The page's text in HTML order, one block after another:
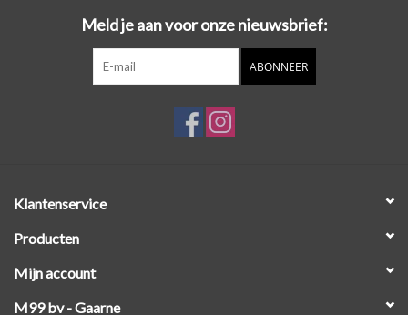
Meld je aan voor onze nieuwsbrief:
ABONNEER
Klantenservice
Producten
Mijn account
M99 bv - Gaarne